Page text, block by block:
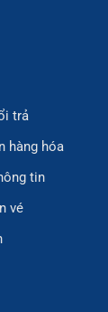
trả
hàng hóa
tin
vé